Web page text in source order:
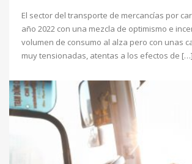
El sector del transporte de mercancías por
año 2022 con una mezcla de optimismo e
volumen de consumo al alza pero con unas
muy tensionadas, atentas a los efectos de […]